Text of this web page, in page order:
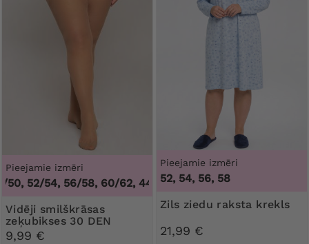
Pieejamie izmēri
52/54, 56/58, 60/62,44/46, 48/50, 52/54, 56/58, 60/62
Vidēji smilškrāsas
zeķubikses 30 DEN
Ribessa
9,99 €
Pieejamie izmēri
52, 54, 56, 58
Zils ziedu raksta krekls
21,99 €